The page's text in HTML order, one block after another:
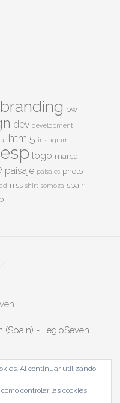
branding bw
dev development
html5 instagram
logo marca
paisaje paisajes photo
rrss shirt somoza spain
(Spain) - LegioSeven
Al continuar utilizando
controlar las cookies,